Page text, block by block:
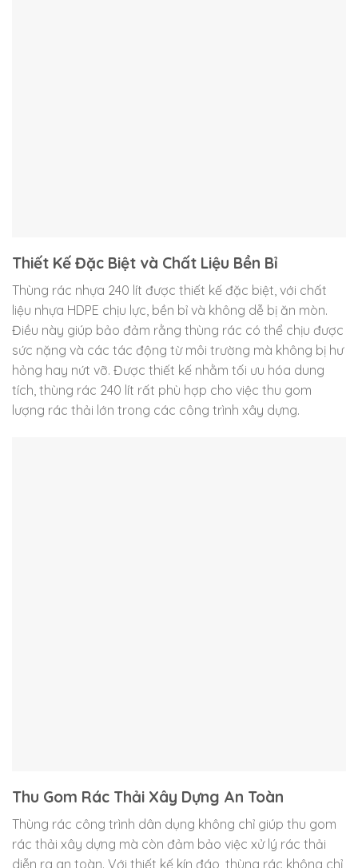
Thiết Kế Đặc Biệt và Chất Liệu Bền Bỉ
Thùng rác nhựa 240 lít được thiết kế đặc biệt, với chất
liệu nhựa HDPE chịu lực, bền bỉ và không dễ bị ăn mòn.
Điều này giúp bảo đảm rằng thùng rác có thể chịu được
sức nặng và các tác động từ môi trường mà không bị hư
hỏng hay nứt vỡ. Được thiết kế nhằm tối ưu hóa dung
tích, thùng rác 240 lít rất phù hợp cho việc thu gom
lượng rác thải lớn trong các công trình xây dựng.
Thu Gom Rác Thải Xây Dựng An Toàn
Thùng rác công trình dân dụng không chỉ giúp thu gom
rác thải xây dựng mà còn đảm bảo việc xử lý rác thải
diễn ra an toàn. Với thiết kế kín đáo, thùng rác không chỉ